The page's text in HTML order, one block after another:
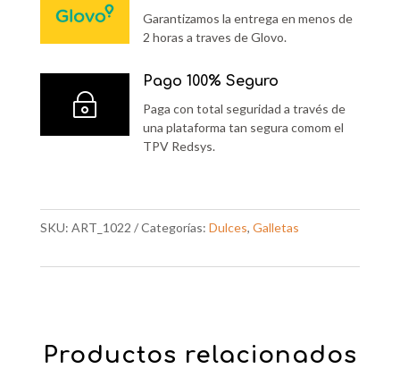
Garantizamos la entrega en menos de
2 horas a traves de Glovo.
~
Pago 100% Seguro
Paga con total seguridad a través de
una plataforma tan segura comom el
TPV Redsys.
SKU: ART_1022 Categorías: Dulces, Galletas
Productos relacionados